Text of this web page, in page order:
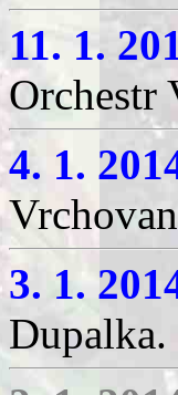
11. 1.
Orchestr
4. 1.
3. 1.
Dupalka.